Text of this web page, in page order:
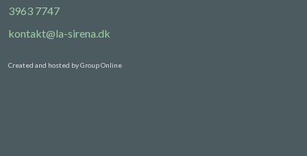
3963 7747
kontakt@la-sirena.dk
Created and hosted by Group Online